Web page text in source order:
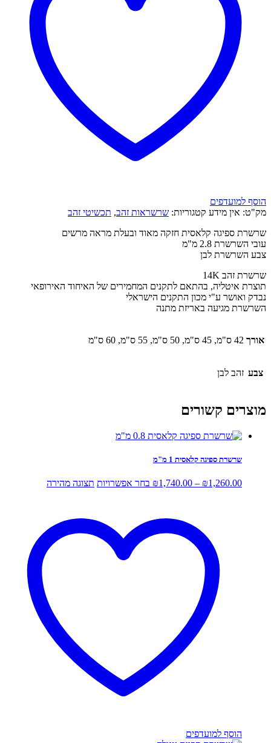
הוסף למועדפים
מק"ט: אין מידע קטגוריות: שרשראות זהב, תכשיטי זהב
שרשרת ספיגה קלאסית חזקה מאוד ובעלת מראה מרשים
עובי השרשרת 2.8 מ"מ
צבע השרשרת לבן
שרשרת זהב 14K
תוצרת איטליה, בהתאם לתקנים המחמירים של האיחוד האירופאי
נבדק ואושר ע"י מכון התקנים הישראלי
השרשרת מגיעה באריזת מתנה
אורך 42 ס"מ, 45 ס"מ, 50 ס"מ, 55 ס"מ, 60 ס"מ
צבע זהב לבן
מוצרים קשורים
שרשרת ספיגה קלאסית 1 מ"מ
₪1,260.00
–
₪1,740.00
טווח
בחר אפשרויות למוצר
ניתן
תצוגה מהירה
הוסף למועדפים